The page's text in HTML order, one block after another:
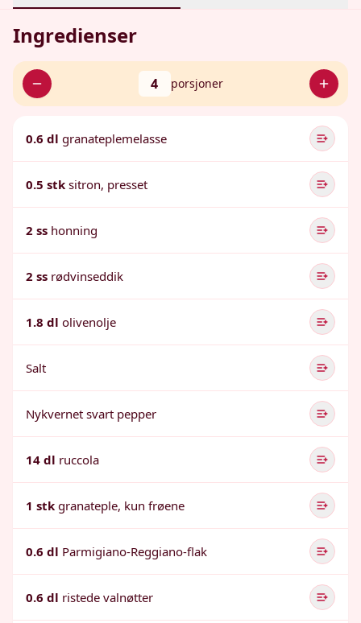
Ingredienser
4 porsjoner
0.6 dl granateplemelasse
0.5 stk sitron, presset
2 ss honning
2 ss rødvinseddik
1.8 dl olivenolje
Salt
Nykvernet svart pepper
14 dl ruccola
1 stk granateple, kun frøene
0.6 dl Parmigiano-Reggiano-flak
0.6 dl ristede valnøtter